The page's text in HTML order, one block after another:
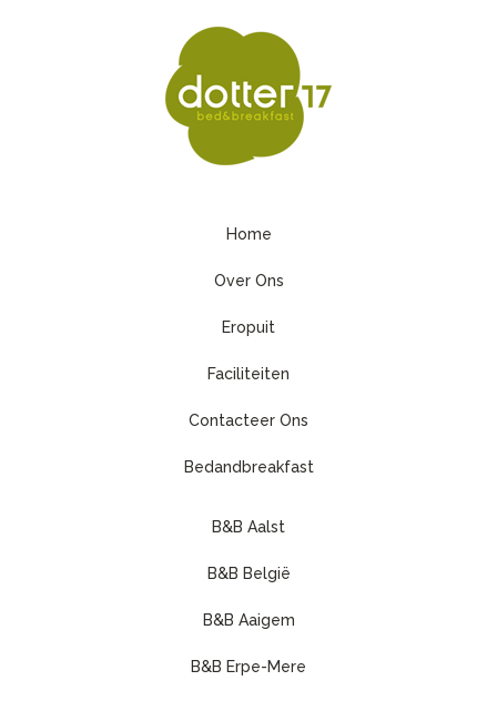
Home
Over Ons
Eropuit
Faciliteiten
Contacteer Ons
Bedandbreakfast
B&B Aalst
B&B België
B&B Aaigem
B&B Erpe-Mere